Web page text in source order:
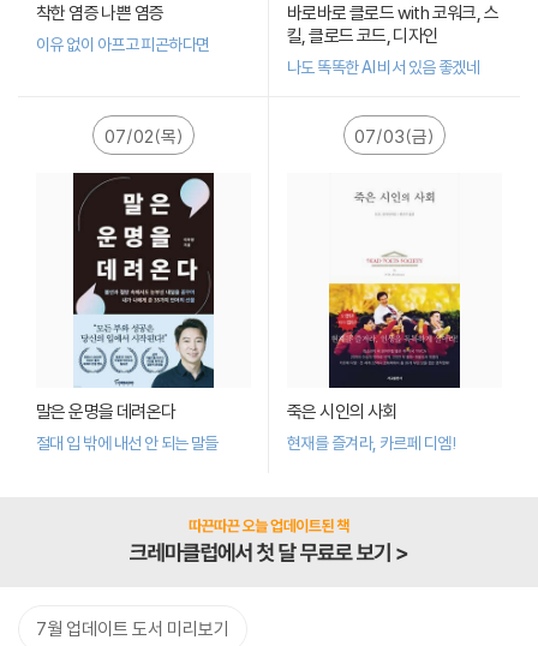
착한 염증 나쁜 염증
이유 없이 아프고 피곤하다면
바로바로 클로드 with 코워크, 스
킬, 클로드 코드, 디자인
나도 똑똑한 AI 비서 있음 좋겠네
07/02(목)
말은 운명을 데려온다
절대 입 밖에 내선 안 되는 말들
07/03(금)
죽은 시인의 사회
현재를 즐겨라, 카르페 디엠!
7월 업데이트 도서 미리보기